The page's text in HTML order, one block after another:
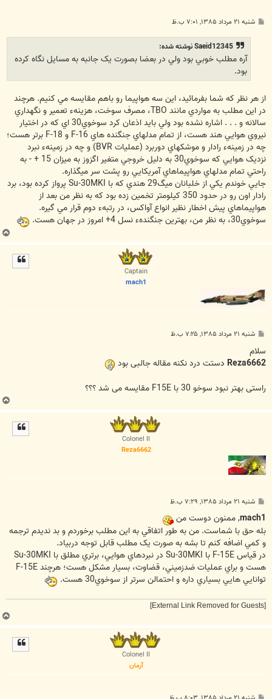
پ شنبه ۲۱ مرداد ۱۳۸۵, ۷:۰۱ ب.ظ
Saeid12345 نوشته شده:
آره مطلب خوبي بود ولي در بعضا بصورت يک جانبه به مسايل نگاه کرده
بود.
از هر نظر که شما بفرمائيد، اين سه هواپيما رو باهم مقايسه مي کنيم. هرچند
در اين مطلب به مواردي مانند TBO، مصرف سوخت، هزينهء تعمير و نگهداري
سالانه و . . . اشاره نشده بود ولي بايد اذعان کرد سوخوي30 اي که در اختيار
نيروي هوايي هند هست، از تمام مدلهاي جنگنده هاي F-16 و F-18 برتر هست؛
چه در زمينهء رادار و موشکهاي دوربرد (عمليات BVR) و چه در زمينهء‌ نبرد
نزديک هوايي که سوخوي30 به دليل خروجي متغير اگزوز به ميزان 15 + - به
راحتي تمام مدلهاي هواپيماهاي آمريکايي رو پشت سر ميگذاره.
جايي خوندم يکي از خلبانان ميگ29 هندي که با Su-30MKI پرواز کرده بود، برد
رادار اون رو در حدود 350 کيلومتر تخمين زده بود که به نظر من بعد از
هواپيماهاي پيش اخطار نظير انواع آواکس، در رتبهء دوم قرار مي گيره.
سوخوي30، به نظر من، بهترين جنگندهء نسل 4+ امروز در جهان هست.
ب
ا
Captain
mach1
پ
ت
شنبه ۲۱ مرداد ۱۳۸۵, ۷:۲۵ ب.ظ
سلام
Reza6662دستت درد نکنه مقاله جالبی بود
راستی بهتر نبود سوخو 30 با F15E مقایسه می شد ؟؟؟
ب
ا
Colonel II
Reza6662
پ
ت
شنبه ۲۱ مرداد ۱۳۸۵, ۷:۲۹ ب.ظ
mach1, ممنون دوست من
بله حق با شماست. من به طور اتفاقي به اين مطلب برخوردم و بد نديدم ترجمه
و کمي اضافه کنم تا بشه به صورت يک مطلب قابل توجه دربياد.
در قياس F-15E با Su-30MKI در نبردهاي هوايي، برتري مطلق با Su-30MKI
هست و براي عمليات ضدزميني، قضاوت، بسيار مشکل هست؛ هرچند F-15E
توانايي هايي بسياري داره و احتمالن سرتر از سوخوي30 هست.
ب
ا
Colonel II
آرمان